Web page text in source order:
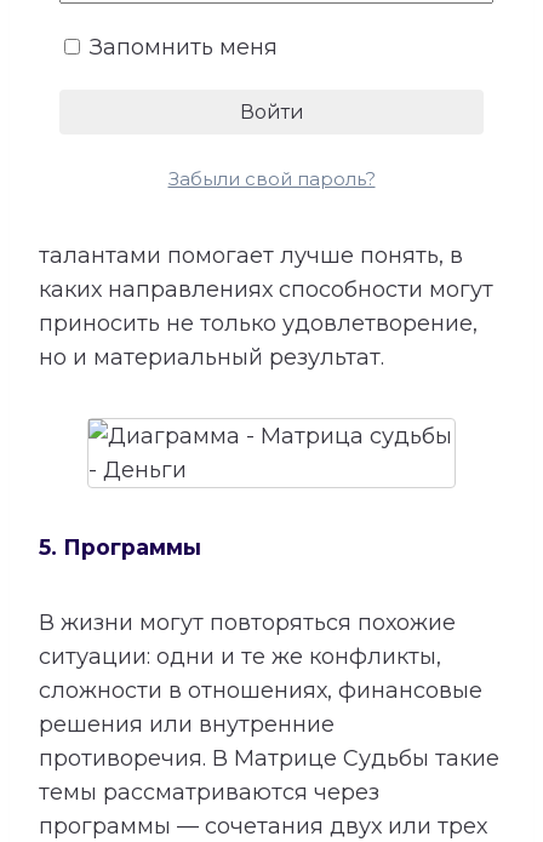
деятельности, качества, необходимые
лишних расходов, внутренние
более устойчивого денежного потока.
талантами помогает лучше понять, в
каких направлениях способности могут
приносить не только удовлетворение,
но и материальный результат.
5. Программы
В жизни могут повторяться похожие
ситуации: одни и те же конфликты,
сложности в отношениях, финансовые
решения или внутренние
противоречия. В Матрице Судьбы такие
темы рассматриваются через
программы — сочетания двух или трех
Запомнить меня
Забыли свой пароль?